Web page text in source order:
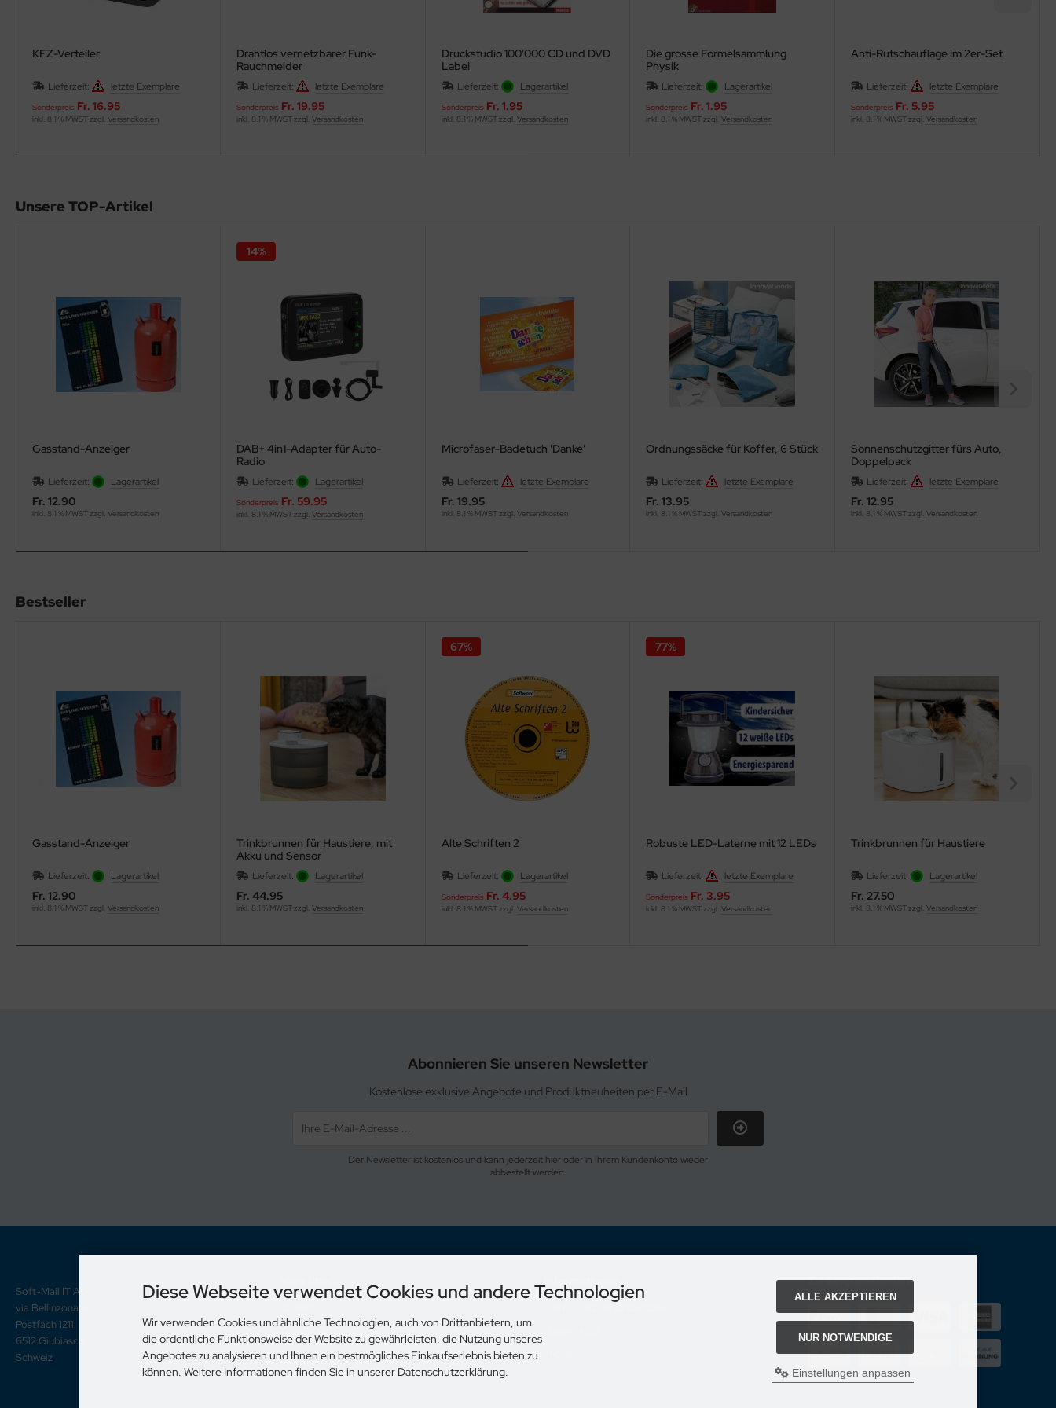
KFZ-Verteiler
Lieferzeit: letzte Exemplare
Sonderpreis Fr. 16.95
inkl. 8.1 % MWST zzgl. Versandkosten
Drahtlos vernetzbarer Funk-
Rauchmelder
Lieferzeit: letzte Exemplare
Sonderpreis Fr. 19.95
inkl. 8.1 % MWST zzgl.Versandkosten
Druckstudio 100'000 CD und DVD
Label
Lieferzeit: Lagerartikel
Sonderpreis Fr. 1.95
inkl. 8.1 % MWST zzgl. Versandkosten
Die grosse Formelsammlung
Physik
Lieferzeit: Lagerartikel
Sonderpreis Fr. 1.95
inkl. 8.1 % MWST zzgl.Versandkosten
Anti-Rutschauflage im 2er-Set
Lieferzeit: letzte Exemplare
Sonderpreis Fr. 5.95
inkl. 8.1 % MWST zzgl. Versandkosten
Unsere TOP-Artikel
Gasstand-Anzeiger
Lieferzeit: Lagerartikel
Fr. 12.90
inkl. 8.1 % MWST zzgl. Versandkosten
DAB+ 4in1-Adapter für Auto-
Radio
Lieferzeit: Lagerartikel
Sonderpreis Fr. 59.95
14%
inkl. 8.1 % MWST zzgl.Versandkosten
Microfaser-Badetuch 'Danke'
Lieferzeit: letzte Exemplare
Fr. 19.95
inkl. 8.1 % MWST zzgl. Versandkosten
Ordnungssäcke für Koffer, 6 Stück
Lieferzeit: letzte Exemplare
Fr. 13.95
inkl. 8.1 % MWST zzgl.Versandkosten
Sonnenschutzgitter fürs Auto,
Doppelpack
Lieferzeit: letzte Exemplare
Fr. 12.95
inkl. 8.1 % MWST zzgl. Versandkosten
Bestseller
Gasstand-Anzeiger
Lieferzeit: Lagerartikel
Fr. 12.90
inkl. 8.1 % MWST zzgl. Versandkosten
Trinkbrunnen für Haustiere, mit
Akku und Sensor
Lieferzeit: Lagerartikel
Fr. 44.95
inkl. 8.1 % MWST zzgl.Versandkosten
Alte Schriften 2
Lieferzeit: Lagerartikel
Sonderpreis Fr. 4.95
67%
inkl. 8.1 % MWST zzgl. Versandkosten
Robuste LED-Laterne mit 12 LEDs
Lieferzeit: letzte Exemplare
Sonderpreis Fr. 3.95
77%
inkl. 8.1 % MWST zzgl.Versandkosten
Trinkbrunnen für Haustiere
Lieferzeit: Lagerartikel
Fr. 27.50
inkl. 8.1 % MWST zzgl. Versandkosten
Abonnieren Sie unseren Newsletter
Kostenlose exklusive Angebote und Produktneuheiten per E-Mail
Der Newsletter ist kostenlos und kann jederzeit hier oder in Ihrem Kundenkonto wieder
abbestellt werden.
Soft-Mail IT AG
via Bellinzona 6
Postfach 1211
6512 Giubiasco
Schweiz
Tipps und Tricks
Zahlungsmethoden
Diese Webseite verwendet Cookies und andere Technologien
Wir verwenden Cookies und ähnliche Technologien, auch von Drittanbietern, um
die ordentliche Funktionsweise der Website zu gewährleisten, die Nutzung unseres
Angebotes zu analysieren und Ihnen ein bestmögliches Einkaufserlebnis bieten zu
können. Weitere Informationen finden Sie in unserer Datenschutzerklärung.
ALLE AKZEPTIEREN
NUR NOTWENDIGE
Einstellungen anpassen